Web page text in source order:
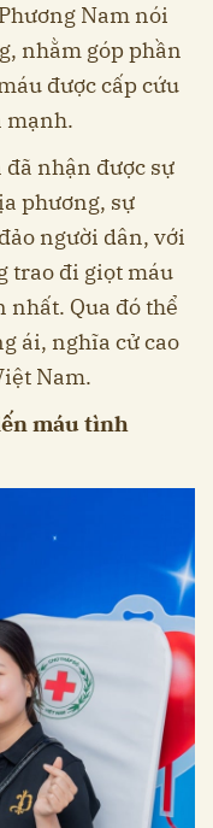
Nam nói
nhằm góp phần
được cấp cứu
mạnh.
nhận được sự
phương, sự
người dân, với
trao đi giọt máu
Qua đó thể
ái, nghĩa cử cao
Nam.
máu tình